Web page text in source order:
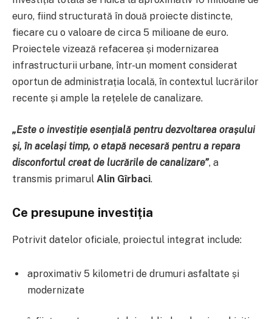
euro, fiind structurată în două proiecte distincte,
fiecare cu o valoare de circa 5 milioane de euro.
Proiectele vizează refacerea și modernizarea
infrastructurii urbane, într-un moment considerat
oportun de administrația locală, în contextul lucrărilor
recente și ample la rețelele de canalizare.
„Este o investiție esențială pentru dezvoltarea orașului
și, în același timp, o etapă necesară pentru a repara
disconfortul creat de lucrările de canalizare”, a
transmis primarul Alin Gîrbaci.
Ce presupune investiția
Potrivit datelor oficiale, proiectul integrat include:
aproximativ 5 kilometri de drumuri asfaltate și
modernizate